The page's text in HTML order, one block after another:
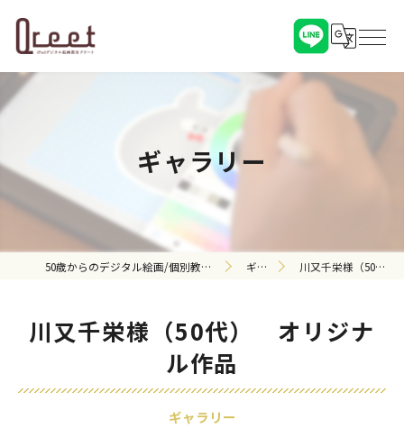
ギャラリー
50歳からのデジタル絵画/個別教室 Qreet（クリート）（対面・オンライン） ギャラリー 川又千栄様（50代） オリジナル作品
ギャラリー
川又千栄様（50代） オリジナ
ル作品